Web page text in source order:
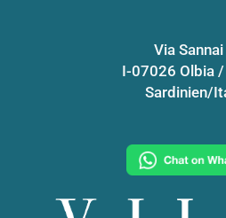
Via Sannai
I-07026 Olbia
Sardinien/